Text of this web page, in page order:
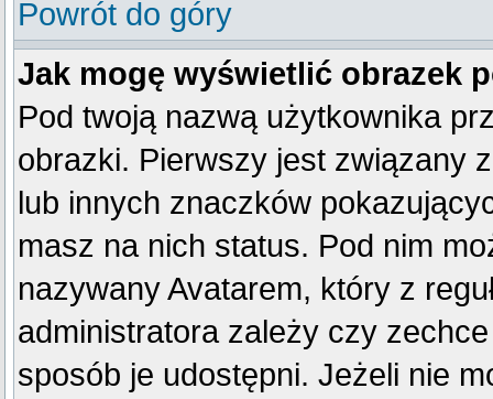
Powrót do góry
Jak mogę wyświetlić obrazek
Pod twoją nazwą użytkownika
obrazki. Pierwszy jest związany
lub innych znaczków
masz na nich status. Pod nim
nazywany Avatarem, który z
administratora zależy czy
sposób je udostępni. Jeżeli nie